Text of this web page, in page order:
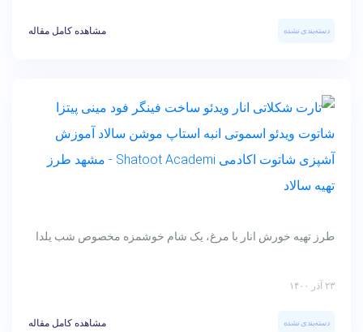
دسته‌بندی نشده مشاهده کامل مقاله
طرز تهیه خورش انار با مرغ، یک شام خوشمزه مخصوص شب یلدا
۲۳ آذر ۱۴۰۰
دسته‌بندی نشده مشاهده کامل مقاله